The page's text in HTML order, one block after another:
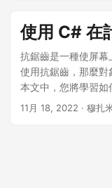
使用 C# 在
抗鋸齒是一種使屏
使用抗鋸齒，那麼
本文中，您將學習如
11月 18, 2022 · 穆扎